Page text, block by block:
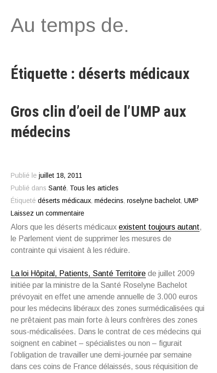
au
Au temps de.
Étiquette : déserts médicaux
Gros clin d’oeil de l’UMP aux
médecins
Publié lejuillet 18, 2011
Publié dansSanté, Tous les articles
Étiquetédéserts médicaux,médecins,roselyne bachelot,UMP
Laissez un commentaire
Alors que les déserts médicauxexistent toujours autant,
le Parlement vient de supprimer les mesures de
contrainte qui visaient à les réduire.
La loi Hôpital, Patients, Santé Territoire de juillet 2009
initiée par la ministre de la Santé Roselyne Bachelot
prévoyait en effet une amende annuelle de 3.000 euros
pour les médecins libéraux des zones surmédicalisées qui
ne prêtaient pas main forte à leurs confrères des zones
sous-médicalisées. Dans le contrat de ces médecins qui
soignent en cabinet – spécialistes ou non – figurait
l’obligation de travailler une demi-journée par semaine
dans ces coins de France délaissés, sous réquisition de